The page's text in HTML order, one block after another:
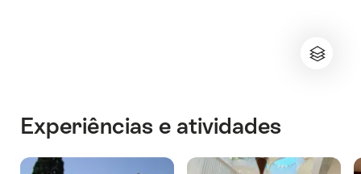
Experiências e atividades